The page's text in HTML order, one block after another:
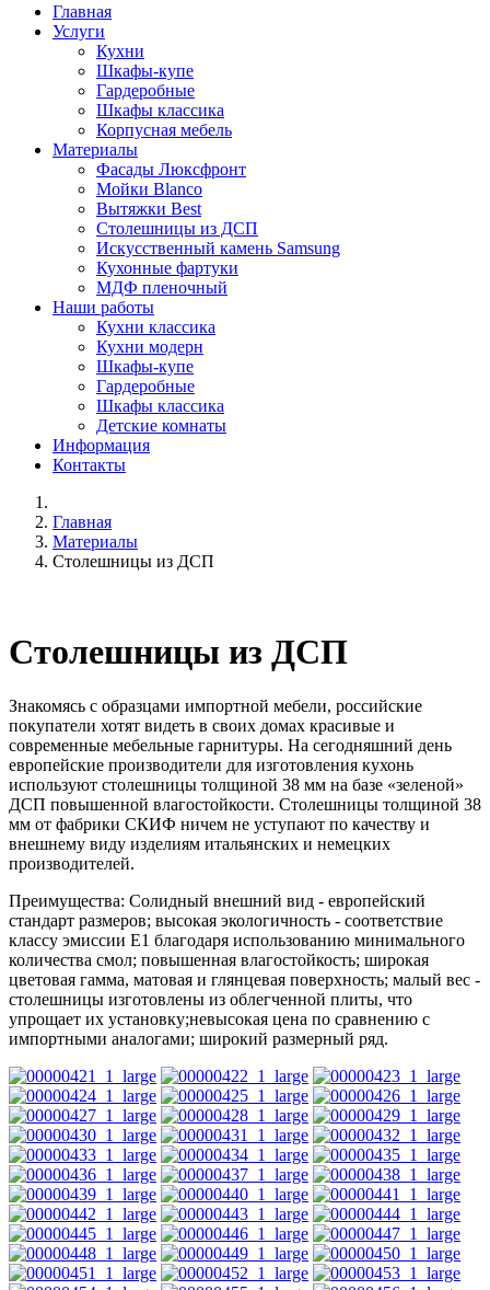
Главная
Услуги
Кухни
Шкафы-купе
Гардеробные
Шкафы классика
Корпусная мебель
Материалы
Фасады Люксфронт
Мойки Blanco
Вытяжки Best
Столешницы из ДСП
Искусственный камень Samsung
Кухонные фартуки
МДФ пленочный
Наши работы
Кухни классика
Кухни модерн
Шкафы-купе
Гардеробные
Шкафы классика
Детские комнаты
Информация
Контакты
Главная
Материалы
Столешницы из ДСП
Столешницы из ДСП
Знакомясь с образцами импортной мебели, российские
покупатели хотят видеть в своих домах красивые и
современные мебельные гарнитуры. На сегодняшний день
европейские производители для изготовления кухонь
используют столешницы толщиной 38 мм на базе «зеленой»
ДСП повышенной влагостойкости. Столешницы толщиной 38
мм от фабрики СКИФ ничем не уступают по качеству и
внешнему виду изделиям итальянских и немецких
производителей.
Преимущества: Солидный внешний вид - европейский
стандарт размеров; высокая экологичность - соответствие
классу эмиссии Е1 благодаря использованию минимального
количества смол; повышенная влагостойкость; широкая
цветовая гамма, матовая и глянцевая поверхность; малый вес -
столешницы изготовлены из облегченной плиты, что
упрощает их установку;невысокая цена по сравнению с
импортными аналогами; широкий размерный ряд.